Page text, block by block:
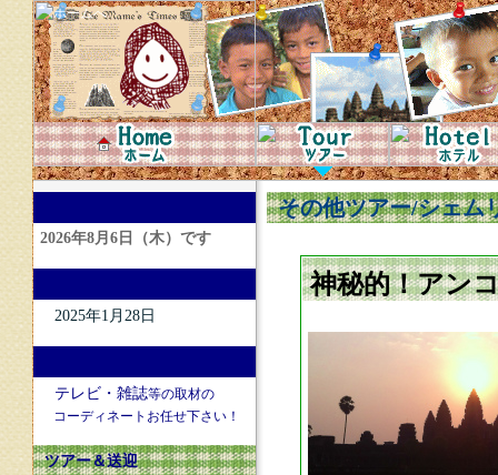
その他ツアー/シェム
神秘的！アン